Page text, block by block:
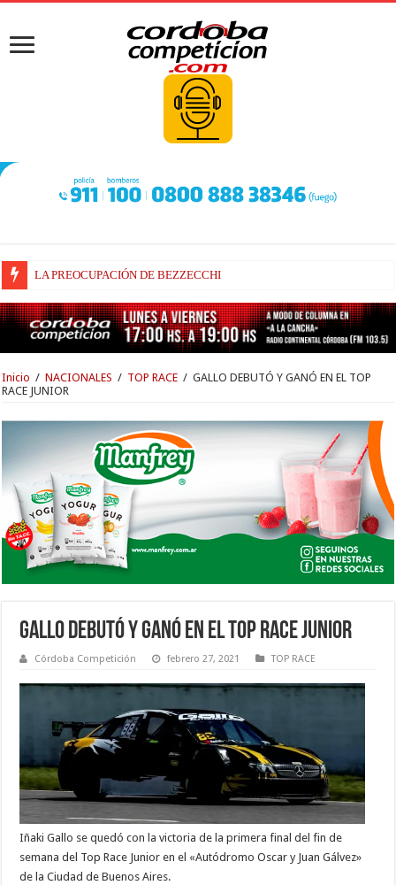
LA PREOCUPACIÓN DE BEZZECCHI
BEZZECCHI, RECUPERADO Y VELOZ
Inicio / NACIONALES / TOP RACE / GALLO DEBUTÓ Y GANÓ EN EL TOP
RACE JUNIOR
GALLO DEBUTÓ Y GANÓ EN EL TOP RACE JUNIOR
Córdoba Competición febrero 27, 2021 TOP RACE
Iñaki Gallo se quedó con la victoria de la primera final del fin de
semana del Top Race Junior en el «Autódromo Oscar y Juan Gálvez»
de la Ciudad de Buenos Aires.